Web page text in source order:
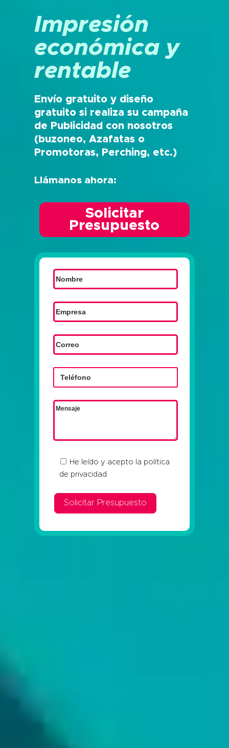
Impresión
económica y
rentable
Envío gratuito y diseño
gratuito si realiza su campaña
de Publicidad con nosotros
(buzoneo, Azafatas o
Promotoras, Perching, etc.)
Llámanos ahora:
Solicitar
Presupuesto
He leído y acepto la política
de privacidad